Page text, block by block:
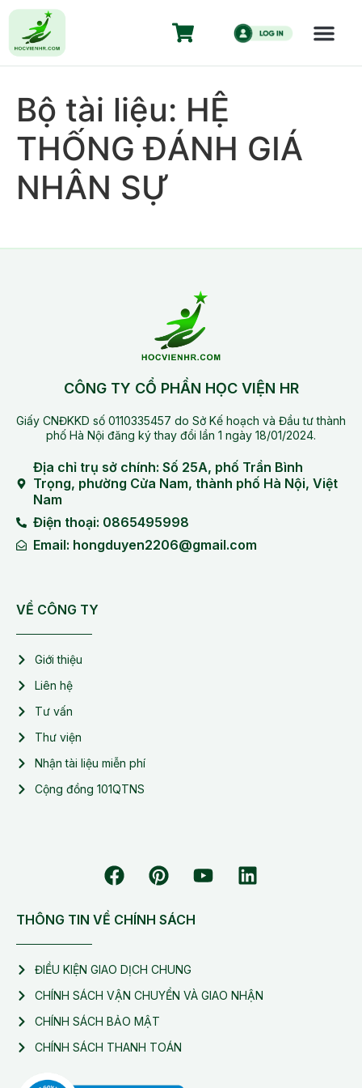
Bộ tài liệu: HỆ
THỐNG ĐÁNH GIÁ
NHÂN SỰ
CÔNG TY CỔ PHẦN HỌC VIỆN HR
Giấy CNĐKKD số 0110335457 do Sở Kế hoạch và Đầu tư thành
phố Hà Nội đăng ký thay đổi lần 1 ngày 18/01/2024.
Địa chỉ trụ sở chính: Số 25A, phố Trần Bình
Trọng, phường Cửa Nam, thành phố Hà Nội, Việt
Nam
Điện thoại: 0865495998
Email: hongduyen2206@gmail.com
VỀ CÔNG TY
Giới thiệu
Liên hệ
Tư vấn
Thư viện
Nhận tài liệu miễn phí
Cộng đồng 101QTNS
THÔNG TIN VỀ CHÍNH SÁCH
ĐIỀU KIỆN GIAO DỊCH CHUNG
CHÍNH SÁCH VẬN CHUYỂN VÀ GIAO NHẬN
CHÍNH SÁCH BẢO MẬT
CHÍNH SÁCH THANH TOÁN